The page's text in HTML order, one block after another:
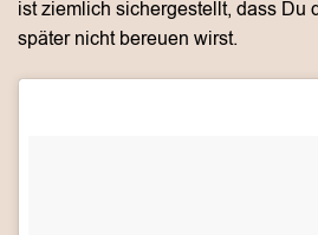
ist ziemlich sichergestellt, dass Du
später nicht bereuen wirst.